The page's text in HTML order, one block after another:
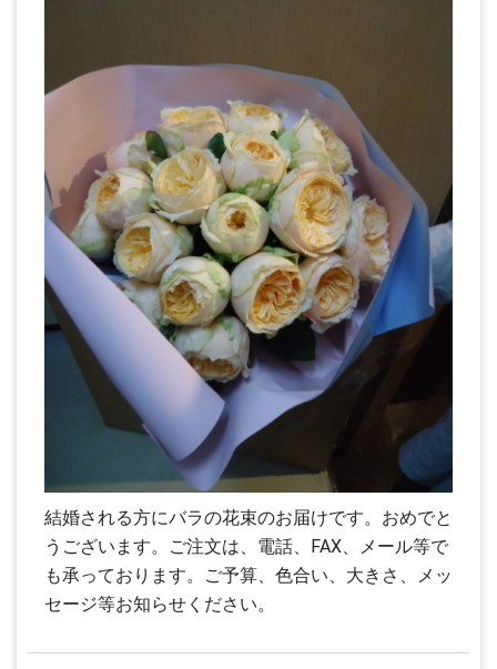
結婚される方にバラの花束のお届けです。おめでと
うございます。ご注文は、電話、FAX、メール等で
も承っております。ご予算、色合い、大きさ、メッ
セージ等お知らせください。